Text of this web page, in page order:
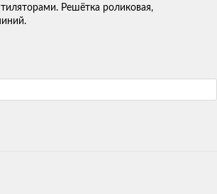
Решётка роликовая,